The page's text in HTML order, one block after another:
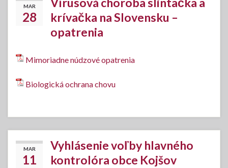
MAR
28
krívačka na Slovensku –
opatrenia
Mimoriadne núdzové opatrenia
Biologická ochrana chovu
MAR
11
Vyhlásenie voľby hlavného
kontrolóra obce Kojšov